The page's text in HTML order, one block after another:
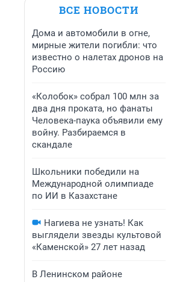
ВСЕ НОВОСТИ
Дома и автомобили в огне,
мирные жители погибли: что
известно о налетах дронов на
Россию
«Колобок» собрал 100 млн за
два дня проката, но фанаты
Человека-паука объявили ему
войну. Разбираемся в
скандале
Школьники победили на
Международной олимпиаде
по ИИ в Казахстане
Нагиева не узнать! Как
выглядели звезды культовой
«Каменской» 27 лет назад
В Ленинском районе